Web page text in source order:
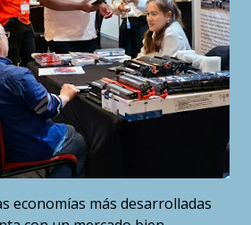
economías más desarrolladas